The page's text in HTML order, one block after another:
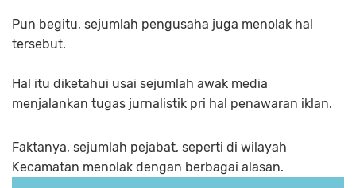
Pun begitu, sejumlah pengusaha juga menolak hal
tersebut.
Hal itu diketahui usai sejumlah awak media
menjalankan tugas jurnalistik pri hal penawaran iklan.
Faktanya, sejumlah pejabat, seperti di wilayah
Kecamatan menolak dengan berbagai alasan.